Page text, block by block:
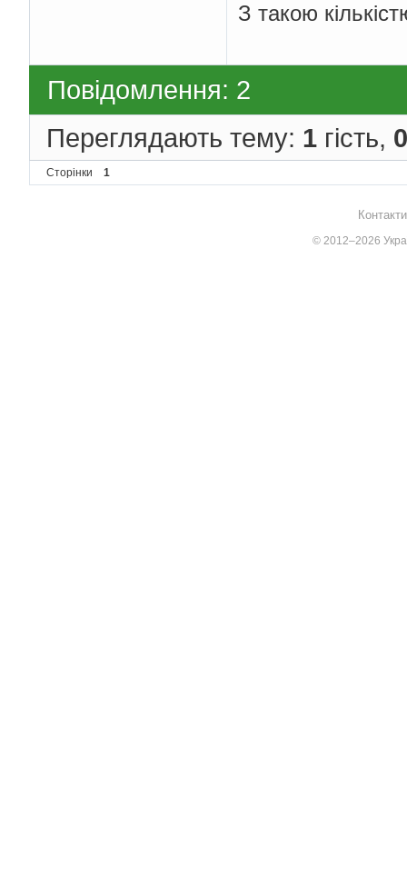
З такою
Повідомлення: 2
Переглядають тему: 1 гість, 0
Сторінки 1
© 2012–2026